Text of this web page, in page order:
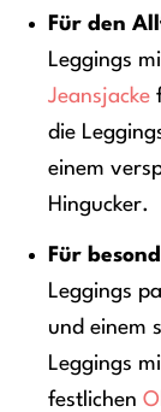
Für den
Leggings
Jeansjacke
die
einem
Hingucker.
Für
Leggings
und einem
Leggings
festlichen